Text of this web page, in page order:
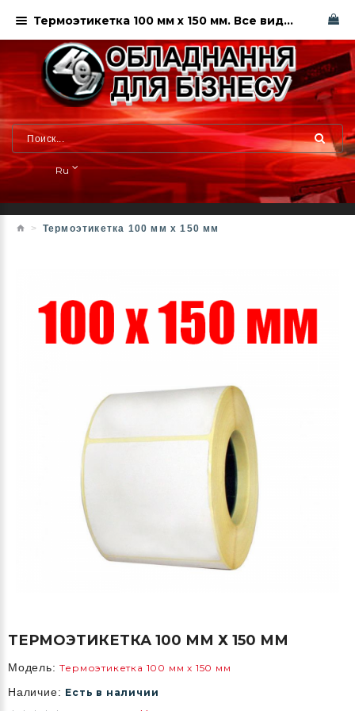
Ru
Термоэтикетка 100 мм х 150 мм
ТЕРМОЭТИКЕТКА 100 ММ Х 150 ММ
Модель: Термоэтикетка 100 мм х 150 мм
Наличие: Есть в наличии
Термоэтикетка 100 мм х 150 мм. Все виды этикетки в Харькове. НЕО